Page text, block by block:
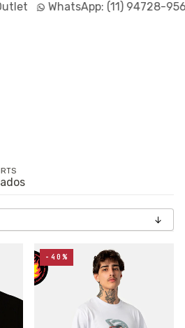
WhatsApp:(11) 94728-9569
-40%